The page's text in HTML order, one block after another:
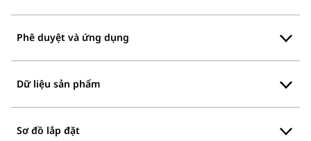
Phê duyệt và ứng dụng
Dữ liệu sản phẩm
Sơ đồ lắp đặt